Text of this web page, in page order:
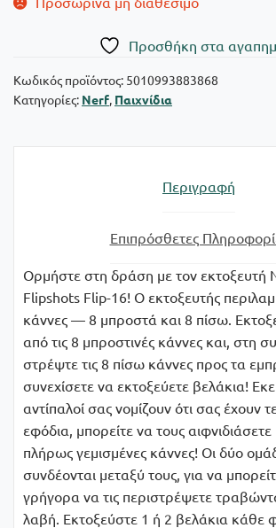
Πρoσθήκη στα
Κωδικός προϊόντος: 5010993883868
Κατηγορίες: Nerf, Παιχνίδια
Περιγραφή
Επιπρόσθετες
Ορμήστε στη δράση με τον εκτοξευτή
Flipshots Flip-16! Ο εκτοξευτής
κάννες — 8 μπροστά και 8 πίσω.
από τις 8 μπροστινές κάννες και, στη
στρέψτε τις 8 πίσω κάννες προς τα
συνεχίσετε να εκτοξεύετε βελάκια!
αντίπαλοί σας νομίζουν ότι σας έχουν
εφόδια, μπορείτε να τους
πλήρως γεμισμένες κάννες! Οι δύο
συνδέονται μεταξύ τους, για να
γρήγορα να τις περιστρέψετε
λαβή. Εκτοξεύστε 1 ή 2 βελάκια κάθε